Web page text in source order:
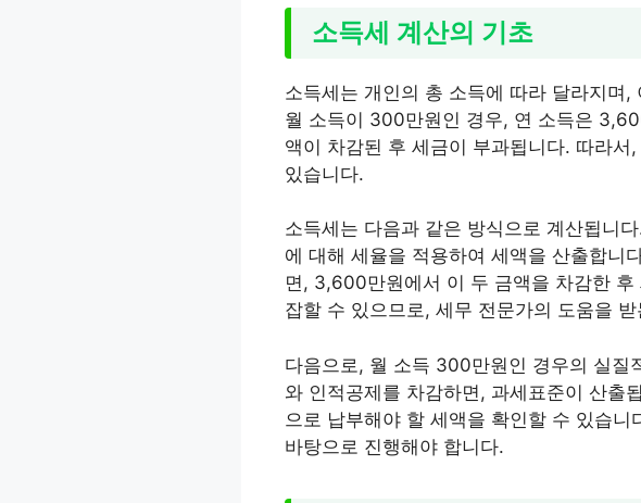
소득세 계산의 기초
소득세는 개인의 총 소득에 따라 달라지며
월 소득이 300만원인 경우, 연 소득은
액이 차감된 후 세금이 부과됩니다. 따라
있습니다.
소득세는 다음과 같은 방식으로 계산됩니
에 대해 세율을 적용하여 세액을 산출합니
면, 3,600만원에서 이 두 금액을 차감한
잡할 수 있으므로, 세무 전문가의 도움을
다음으로, 월 소득 300만원인 경우의 실
와 인적공제를 차감하면, 과세표준이 산출
으로 납부해야 할 세액을 확인할 수 있습
바탕으로 진행해야 합니다.